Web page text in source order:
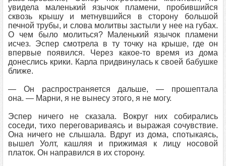
увидела маленький язычок пламени, пробившийся
сквозь крышу и метнувшийся в сторону большой
печной трубы, и слова молитвы застыли у нее на губах.
О чем было молиться? Маленький язычок пламени
исчез. Эспер смотрела в ту точку на крыше, где он
впервые появился. Через какое-то время из дома
донеслись крики. Карла придвинулась к своей бабушке
ближе.
— Он распространяется дальше, — прошептала
она. — Марни, я не вынесу этого, я не могу.
Эспер ничего не сказала. Вокруг них собирались
соседи, тихо переговариваясь и выражая сочувствие.
Она ничего не слышала. Вдруг из дома, спотыкаясь,
вышел Уолт, кашляя и прижимая к лицу носовой
платок. Он направился в их сторону.